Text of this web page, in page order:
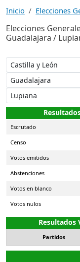
Inicio Elecciones
Elecciones
Guadalajara /
Escrutado
Censo
Votos emitidos
Abstenciones
Votos en blanco
Votos nulos
Resultados
Partidos